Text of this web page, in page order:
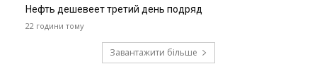
Нефть дешевеет третий день подряд
22 години тому
Завантажити більше